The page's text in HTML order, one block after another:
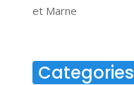
et Marne
Categories